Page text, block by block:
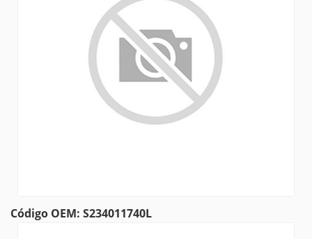
Código OEM: S234011740L